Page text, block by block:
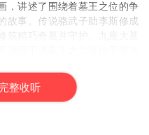
，讲述了围绕着墓王之位的争
故事。传说骆武子助李斯修成
孙因不满墓王之位传位于慕容
四方势力风起云涌，形成了一
部分别是：麒麟决、寒铁斗、
整收听